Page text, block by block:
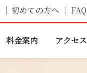
初めての方へ FAQ
料金案内 アクセス